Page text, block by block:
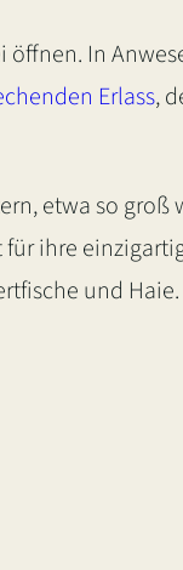
In
Erlass,
etwa so groß
ihre
und Haie.